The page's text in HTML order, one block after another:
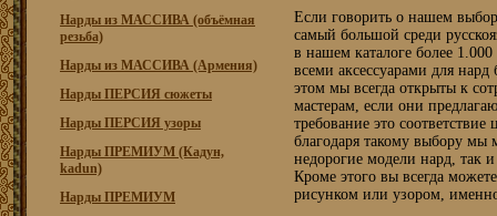
Нарды из МАССИВА (объёмная
резьба)
Нарды из МАССИВА (Армения)
Нарды ПЕРСИЯ сюжеты
Нарды ПЕРСИЯ узоры
Нарды ПРЕМИУМ (Кадун,
kadun)
Нарды ПРЕМИУМ
Если говорить о нашем
самый большой среди
в нашем каталоге более
всеми аксессуарами для
этом мы всегда открыты к
мастерам, если они
требование это
благодаря такому выбору
недорогие модели нард, так
Кроме этого вы всегда
рисунком или узором,